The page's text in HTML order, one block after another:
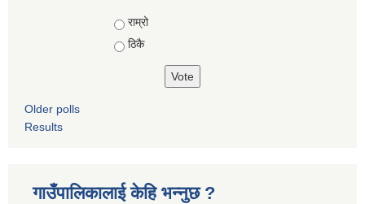
Choices
राम्रो
ठिकै
Older polls
Results
गाउँपालिकालाई केहि भन्नुछ ?